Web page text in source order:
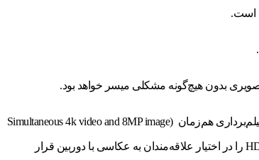
در قاب پشتی این محصول دو دوربین با سنسور 12مگاپیکسلی وجود دارد که در کنار سنسور 7مگاپیکسلی دوربین سلفی امکانات فراوانی از قبیل قابلیت عکاسی و فیلم‌برداری هم‌زمان (Simultaneous 4k video and 8MP image
recording)، قابلیت ثبت موقعیت جغرافیایی عکس‌ها و فیلم‌ها (Geo-Tagging)، قابلیت تشخیص چهره و لبخند (Face and Smile Detection)، قابلیت عکاسی پانوراما و HDR را در اختیار علاقه‌مندان به عکاسی با دوربین قرار